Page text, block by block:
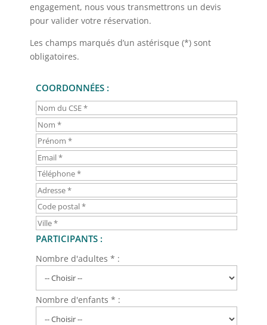
engagement, nous vous transmettrons un devis
pour valider votre réservation.
Les champs marqués d’un astérisque (*) sont
obligatoires.
COORDONNÉES :
PARTICIPANTS :
Nombre d'adultes * :
Nombre d'enfants * :